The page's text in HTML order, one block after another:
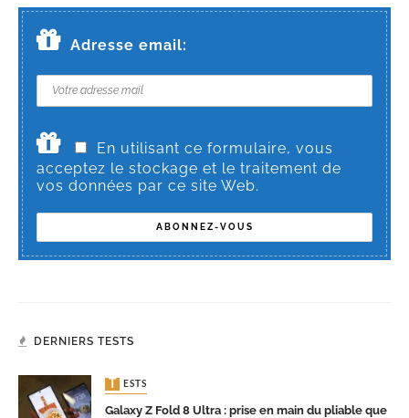
Adresse email:
En utilisant ce formulaire, vous
acceptez le stockage et le traitement de
vos données par ce site Web.
DERNIERS TESTS
TESTS
Galaxy Z Fold 8 Ultra : prise en main du pliable que